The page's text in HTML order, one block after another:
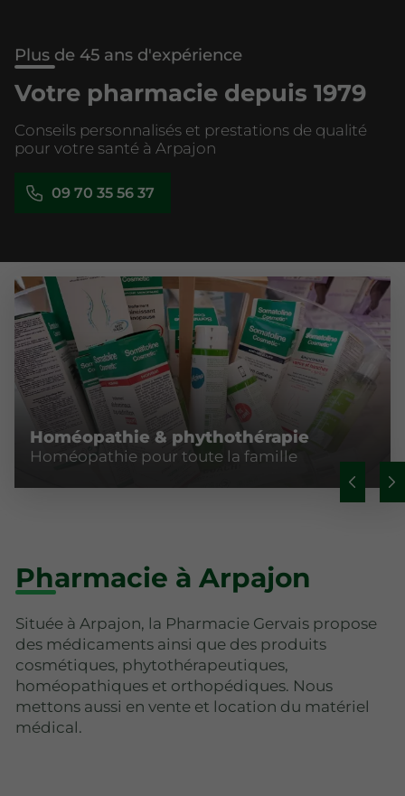
Plus de 45 ans d'expérience
Votre pharmacie depuis 1979
Conseils personnalisés et prestations de qualité
pour votre santé à Arpajon
09 70 35 56 37
Homéopathie & phythothérapie
Homéopathie pour toute la famille
Pharmacie à Arpajon
Située à Arpajon, la Pharmacie Gervais propose
des médicaments ainsi que des produits
cosmétiques, phytothérapeutiques,
homéopathiques et orthopédiques. Nous
mettons aussi en vente et location du matériel
médical.